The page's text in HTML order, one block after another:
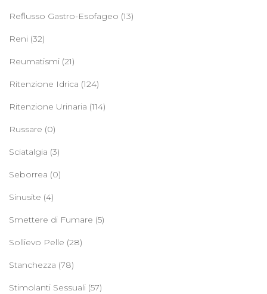
Reflusso Gastro-Esofageo (13)
Reni (32)
Reumatismi (21)
Ritenzione Idrica (124)
Ritenzione Urinaria (114)
Russare (0)
Sciatalgia (3)
Seborrea (0)
Sinusite (4)
Smettere di Fumare (5)
Sollievo Pelle (28)
Stanchezza (78)
Stimolanti Sessuali (57)